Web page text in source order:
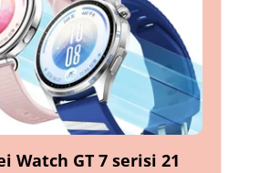
Watch GT 7 serisi 21